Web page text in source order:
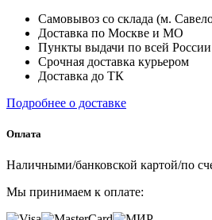
Самовывоз со склада (м.
Доставка по Москве и МО
Пункты выдачи по всей России
Срочная доставка курьером
Доставка до ТК
Подробнее о доставке
Оплата
Наличными/банковской картой/по
Мы принимаем к оплате: